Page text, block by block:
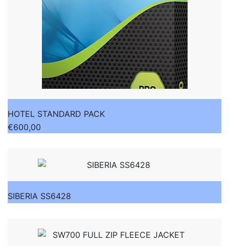
HOTEL STANDARD PACK
€600,00
SIBERIA SS6428